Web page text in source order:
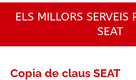
ELS MILLORS SERVEIS
SEAT
Copia de claus SEAT